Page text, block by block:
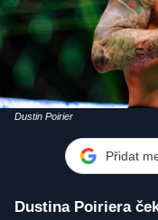
Dustin Poirier
Přidat
Dustina Poiriera